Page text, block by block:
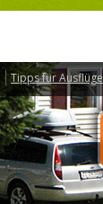
Tipps für Ausflüge